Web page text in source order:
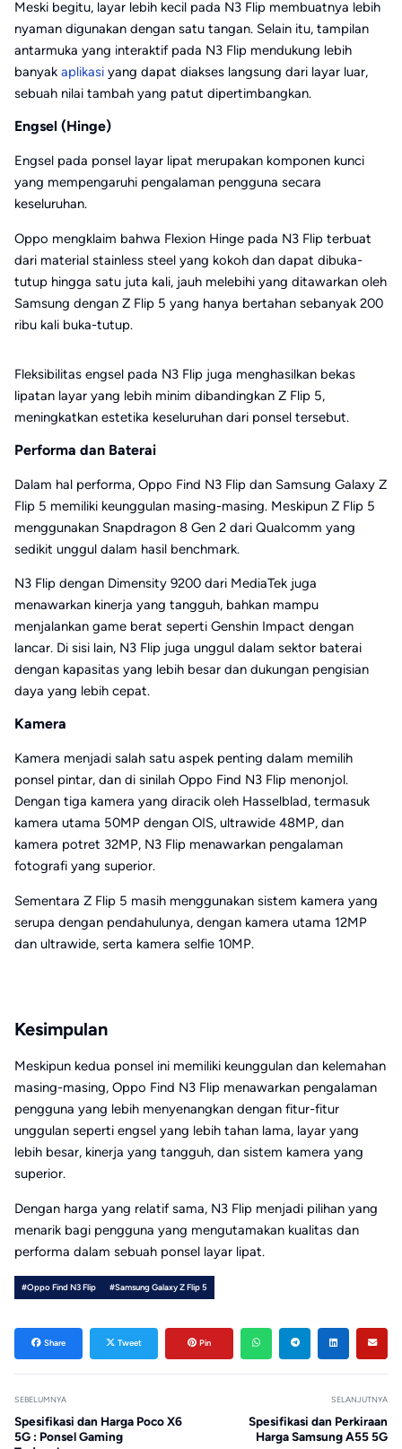
Meski begitu, layar lebih kecil pada N3 Flip membuatnya lebih
nyaman digunakan dengan satu tangan. Selain itu, tampilan
antarmuka yang interaktif pada N3 Flip mendukung lebih
banyak aplikasi yang dapat diakses langsung dari layar luar,
sebuah nilai tambah yang patut dipertimbangkan.
Engsel (Hinge)
Engsel pada ponsel layar lipat merupakan komponen kunci
yang mempengaruhi pengalaman pengguna secara
keseluruhan.
Oppo mengklaim bahwa Flexion Hinge pada N3 Flip terbuat
dari material stainless steel yang kokoh dan dapat dibuka-
tutup hingga satu juta kali, jauh melebihi yang ditawarkan oleh
Samsung dengan Z Flip 5 yang hanya bertahan sebanyak 200
ribu kali buka-tutup.
Fleksibilitas engsel pada N3 Flip juga menghasilkan bekas
lipatan layar yang lebih minim dibandingkan Z Flip 5,
meningkatkan estetika keseluruhan dari ponsel tersebut.
Performa dan Baterai
Dalam hal performa, Oppo Find N3 Flip dan Samsung Galaxy Z
Flip 5 memiliki keunggulan masing-masing. Meskipun Z Flip 5
menggunakan Snapdragon 8 Gen 2 dari Qualcomm yang
sedikit unggul dalam hasil benchmark.
N3 Flip dengan Dimensity 9200 dari MediaTek juga
menawarkan kinerja yang tangguh, bahkan mampu
menjalankan game berat seperti Genshin Impact dengan
lancar. Di sisi lain, N3 Flip juga unggul dalam sektor baterai
dengan kapasitas yang lebih besar dan dukungan pengisian
daya yang lebih cepat.
Kamera
Kamera menjadi salah satu aspek penting dalam memilih
ponsel pintar, dan di sinilah Oppo Find N3 Flip menonjol.
Dengan tiga kamera yang diracik oleh Hasselblad, termasuk
kamera utama 50MP dengan OIS, ultrawide 48MP, dan
kamera potret 32MP, N3 Flip menawarkan pengalaman
fotografi yang superior.
Sementara Z Flip 5 masih menggunakan sistem kamera yang
serupa dengan pendahulunya, dengan kamera utama 12MP
dan ultrawide, serta kamera selfie 10MP.
Kesimpulan
Meskipun kedua ponsel ini memiliki keunggulan dan kelemahan
masing-masing, Oppo Find N3 Flip menawarkan pengalaman
pengguna yang lebih menyenangkan dengan fitur-fitur
unggulan seperti engsel yang lebih tahan lama, layar yang
lebih besar, kinerja yang tangguh, dan sistem kamera yang
superior.
Dengan harga yang relatif sama, N3 Flip menjadi pilihan yang
menarik bagi pengguna yang mengutamakan kualitas dan
performa dalam sebuah ponsel layar lipat.
#Oppo Find N3 Flip #Samsung Galaxy Z Flip 5
Share Tweet Pin
SEBELUMNYA
Spesifikasi dan Harga Poco X6
5G : Ponsel Gaming
SELANJUTNYA
Spesifikasi dan Perkiraan
Harga Samsung A55 5G